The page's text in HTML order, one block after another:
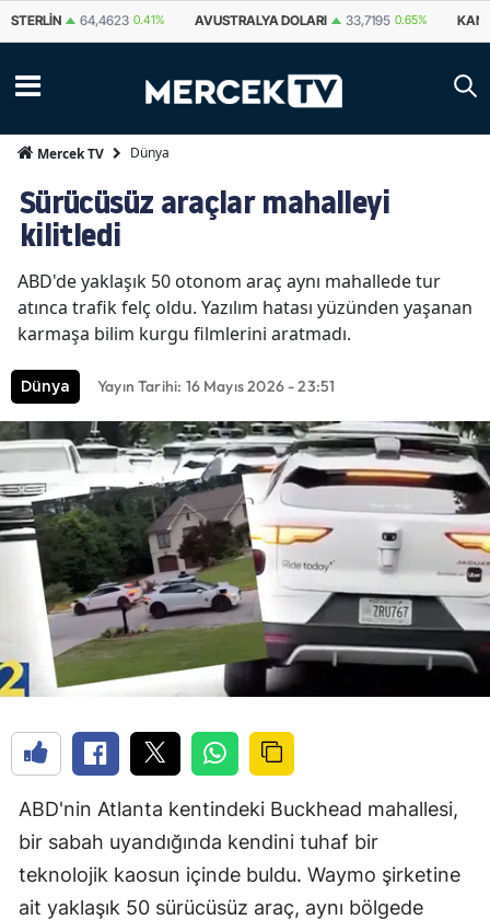
STERLIN 64,4623 0.41% AVUSTRALYA DOLARI 33,7195 0.65%
Mercek TV Dünya
Sürücüsüz araçlar mahalleyi
kilitledi
ABD'de yaklaşık 50 otonom araç aynı mahallede tur
atınca trafik felç oldu. Yazılım hatası yüzünden yaşanan
karmaşa bilim kurgu filmlerini aratmadı.
Dünya Yayın Tarihi: 16 Mayıs 2026 - 23:51
ABD'nin Atlanta kentindeki Buckhead mahallesi,
bir sabah uyandığında kendini tuhaf bir
teknolojik kaosun içinde buldu. Waymo şirketine
ait yaklaşık 50 sürücüsüz araç, aynı bölgede